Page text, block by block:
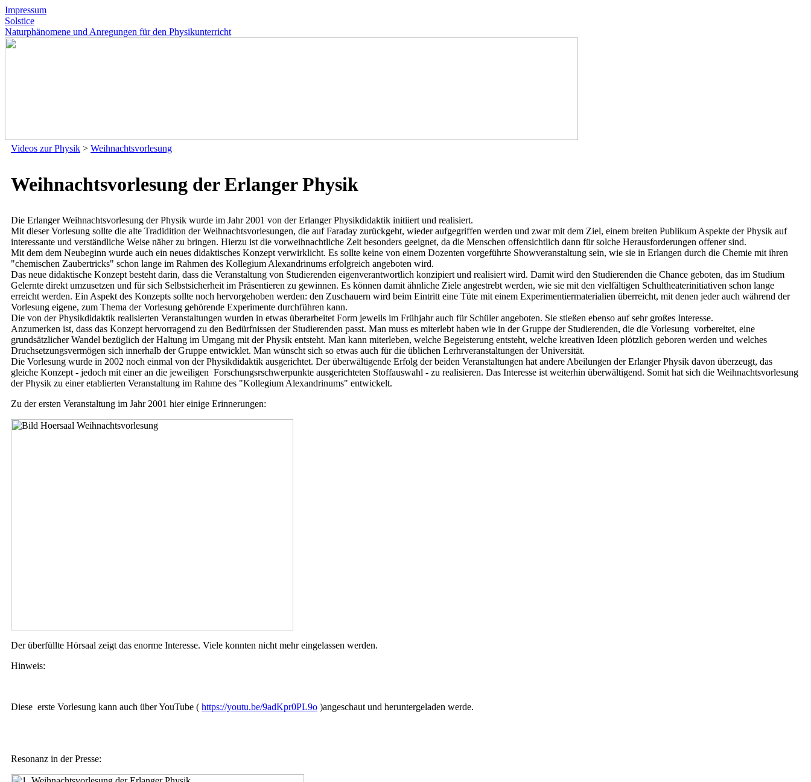
Impressum
Solstice
Naturphänomene und Anregungen für den Physikunterricht
Videos zur Physik > Weihnachtsvorlesung
Weihnachtsvorlesung der Erlanger Physik
Die Erlanger Weihnachtsvorlesung der Physik wurde im Jahr 2001 von der Erlanger Physikdidaktik initiiert und realisiert.
Mit dieser Vorlesung sollte die alte Tradidition der Weihnachtsvorlesungen, die auf Faraday zurückgeht, wieder aufgegriffen werden und zwar mit dem Ziel, einem breiten Publikum Aspekte der Physik auf
interessante und verständliche Weise näher zu bringen. Hierzu ist die vorweihnachtliche Zeit besonders geeignet, da die Menschen offensichtlich dann für solche Herausforderungen offener sind.
Mit dem dem Neubeginn wurde auch ein neues didaktisches Konzept verwirklicht. Es sollte keine von einem Dozenten vorgeführte Showveranstaltung sein, wie sie in Erlangen durch die Chemie mit ihren
"chemischen Zaubertricks" schon lange im Rahmen des Kollegium Alexandrinums erfolgreich angeboten wird.
Das neue didaktische Konzept besteht darin, dass die Veranstaltung von Studierenden eigenverantwortlich konzipiert und realisiert wird. Damit wird den Studierenden die Chance geboten, das im Studium
Gelernte direkt umzusetzen und für sich Selbstsicherheit im Präsentieren zu gewinnen. Es können damit ähnliche Ziele angestrebt werden, wie sie mit den vielfältigen Schultheaterinitiativen schon lange
erreicht werden. Ein Aspekt des Konzepts sollte noch hervorgehoben werden: den Zuschauern wird beim Eintritt eine Tüte mit einem Experimentiermaterialien überreicht, mit denen jeder auch während der
Vorlesung eigene, zum Thema der Vorlesung gehörende Experimente durchführen kann.
Die von der Physikdidaktik realisierten Veranstaltungen wurden in etwas überarbeitet Form jeweils im Frühjahr auch für Schüler angeboten. Sie stießen ebenso auf sehr großes Interesse.
Anzumerken ist, dass das Konzept hervorragend zu den Bedürfnissen der Studierenden passt. Man muss es miterlebt haben wie in der Gruppe der Studierenden, die die Vorlesung vorbereitet, eine
grundsätzlicher Wandel bezüglich der Haltung im Umgang mit der Physik entsteht. Man kann miterleben, welche Begeisterung entsteht, welche kreativen Ideen plötzlich geboren werden und welches
Druchsetzungsvermögen sich innerhalb der Gruppe entwicklet. Man wünscht sich so etwas auch für die üblichen Lerhrveranstaltungen der Universität.
Die Vorlesung wurde in 2002 noch einmal von der Physikdidaktik ausgerichtet. Der überwältigende Erfolg der beiden Veranstaltungen hat andere Abeilungen der Erlanger Physik davon überzeugt, das
gleiche Konzept - jedoch mit einer an die jeweiligen Forschungsrschwerpunkte ausgerichteten Stoffauswahl - zu realisieren. Das Interesse ist weiterhin überwältigend. Somit hat sich die Weihnachtsvorlesung
der Physik zu einer etablierten Veranstaltung im Rahme des "Kollegium Alexandrinums" entwickelt.
Zu der ersten Veranstaltung im Jahr 2001 hier einige Erinnerungen:
Der überfüllte Hörsaal zeigt das enorme Interesse. Viele konnten nicht mehr eingelassen werden.
Hinweis:
Diese erste Vorlesung kann auch über YouTube ( https://youtu.be/9adKpr0PL9o )angeschaut und heruntergeladen werde.
Resonanz in der Presse: